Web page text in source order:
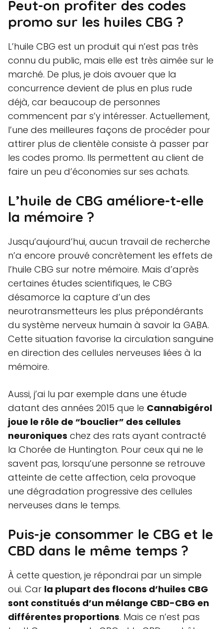
Peut-on profiter des codes
promo sur les huiles CBG ?
L’huile CBG est un produit qui n’est pas très
connu du public, mais elle est très aimée sur le
marché. De plus, je dois avouer que la
concurrence devient de plus en plus rude
déjà, car beaucoup de personnes
commencent par s’y intéresser. Actuellement,
l’une des meilleures façons de procéder pour
attirer plus de clientèle consiste à passer par
les codes promo. Ils permettent au client de
faire un peu d’économies sur ses achats.
L’huile de CBG améliore-t-elle
la mémoire ?
Jusqu’aujourd’hui, aucun travail de recherche
n’a encore prouvé concrètement les effets de
l’huile CBG sur notre mémoire. Mais d’après
certaines études scientifiques, le CBG
désamorce la capture d’un des
neurotransmetteurs les plus prépondérants
du système nerveux humain à savoir la GABA.
Cette situation favorise la circulation sanguine
en direction des cellules nerveuses liées à la
mémoire.
Aussi, j’ai lu par exemple dans une étude
datant des années 2015 que le Cannabigérol
joue le rôle de “bouclier” des cellules
neuroniques chez des rats ayant contracté
la Chorée de Huntington. Pour ceux qui ne le
savent pas, lorsqu’une personne se retrouve
atteinte de cette affection, cela provoque
une dégradation progressive des cellules
nerveuses dans le temps.
Puis-je consommer le CBG et le
CBD dans le même temps ?
À cette question, je répondrai par un simple
oui. Car la plupart des flocons d’huiles CBG
sont constitués d’un mélange CBD-CBG en
différentes proportions. Mais ce n’est pas